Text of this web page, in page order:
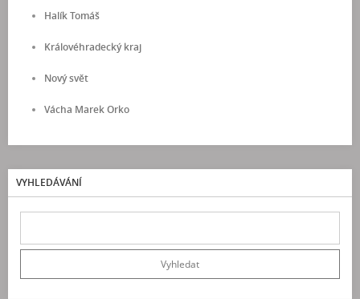
Halík Tomáš
Královéhradecký kraj
Nový svět
Vácha Marek Orko
VYHLEDÁVÁNÍ